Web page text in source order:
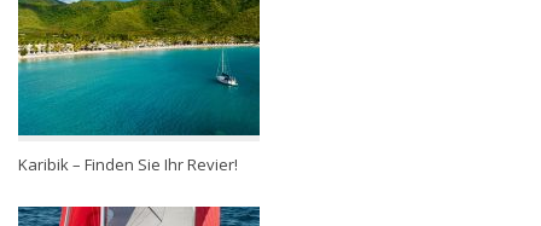
Karibik – Finden Sie Ihr Revier!